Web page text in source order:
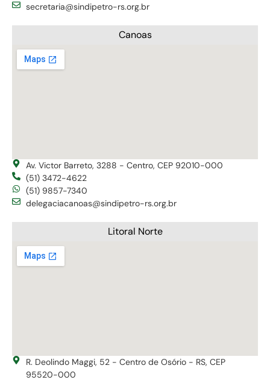
secretaria@sindipetro-rs.org.br
Canoas
Av. Victor Barreto, 3288 - Centro, CEP 92010-000
(51) 3472-4622
(51) 9857-7340
delegaciacanoas@sindipetro-rs.org.br
Litoral Norte
R. Deolindo Maggi, 52 - Centro de Osório - RS, CEP
95520-000